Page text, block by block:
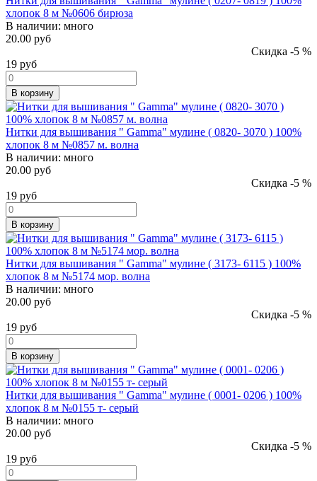
хлопок 8 м №0606 бирюза
В наличии: много
20.00 руб
Скидка -5 %
19 руб
В корзину
Нитки для вышивания " Gamma" мулине ( 0820- 3070 ) 100%
хлопок 8 м №0857 м. волна
В наличии: много
20.00 руб
Скидка -5 %
19 руб
В корзину
Нитки для вышивания " Gamma" мулине ( 3173- 6115 ) 100%
хлопок 8 м №5174 мор. волна
В наличии: много
20.00 руб
Скидка -5 %
19 руб
В корзину
Нитки для вышивания " Gamma" мулине ( 0001- 0206 ) 100%
хлопок 8 м №0155 т- серый
В наличии: много
20.00 руб
Скидка -5 %
19 руб